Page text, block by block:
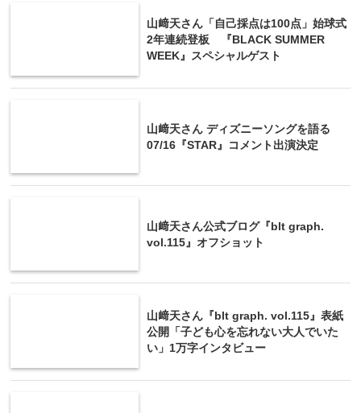
山﨑天さん「自己採点は100点」始球式
2年連続登板 『BLACK SUMMER
WEEK』スペシャルゲスト
山﨑天さん ディズニーソングを語る
07/16『STAR』コメント出演決定
山﨑天さん公式ブログ『blt graph.
vol.115』オフショット
山﨑天さん『blt graph. vol.115』表紙
公開「子ども心を忘れない大人でいた
い」1万字インタビュー